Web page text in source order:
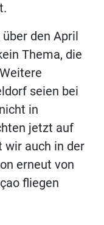
den April
Thema, die
seien bei
in
jetzt auf
wir auch in der
erneut von
fliegen